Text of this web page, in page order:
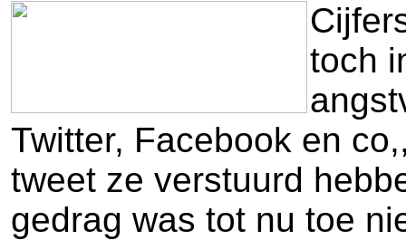
toch
Twitter, Facebook en
tweet ze verstuurd
gedrag was tot nu toe